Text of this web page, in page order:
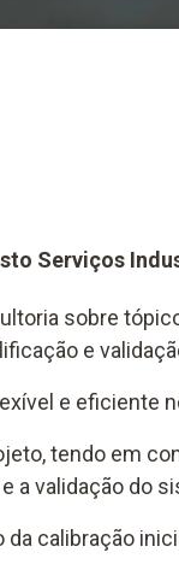
Serviços
sobre
e
e eficiente
tendo em
a validação do
da calibração